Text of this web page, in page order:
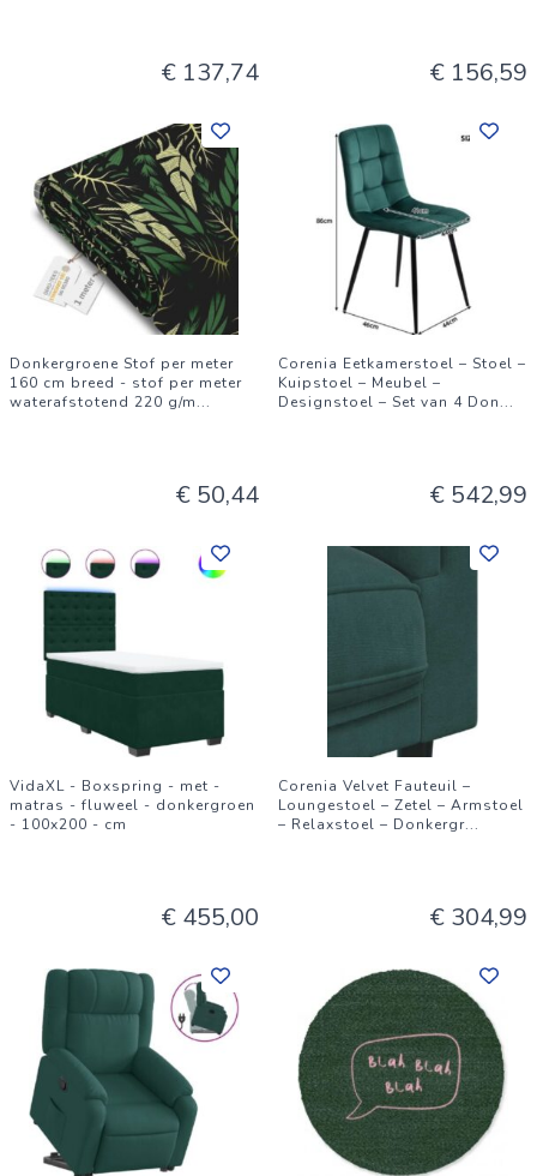
€ 137,74 € 156,59
Donkergroene Stof per meter
160 cm breed - stof per meter
waterafstotend 220 g/m...
€ 50,44
Corenia Eetkamerstoel – Stoel –
Kuipstoel – Meubel –
Designstoel – Set van 4 Don...
€ 542,99
VidaXL - Boxspring - met -
matras - fluweel - donkergroen
- 100x200 - cm
€ 455,00
Corenia Velvet Fauteuil –
Loungestoel – Zetel – Armstoel
– Relaxstoel – Donkergr...
€ 304,99